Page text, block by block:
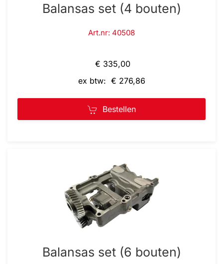
Balansas set (4 bouten)
Art.nr: 40508
€ 335,00
ex btw: € 276,86
Bestellen
Balansas set (6 bouten)